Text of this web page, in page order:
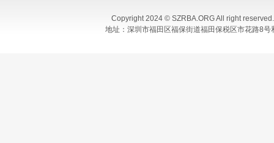
Copyright 2024 © SZRBA.ORG All right
地址：深圳市福田区福保街道福田保税区市花路8